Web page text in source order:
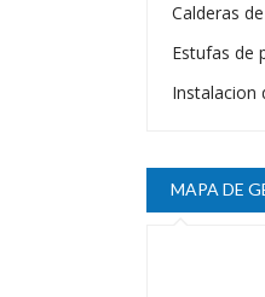
Calderas
Estufas de
Instalacion
MAPA DE